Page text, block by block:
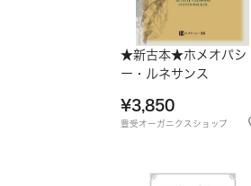
★新古本★ホメオパシ
ー・ルネサンス
¥3,850
豊受オーガニクスショップ